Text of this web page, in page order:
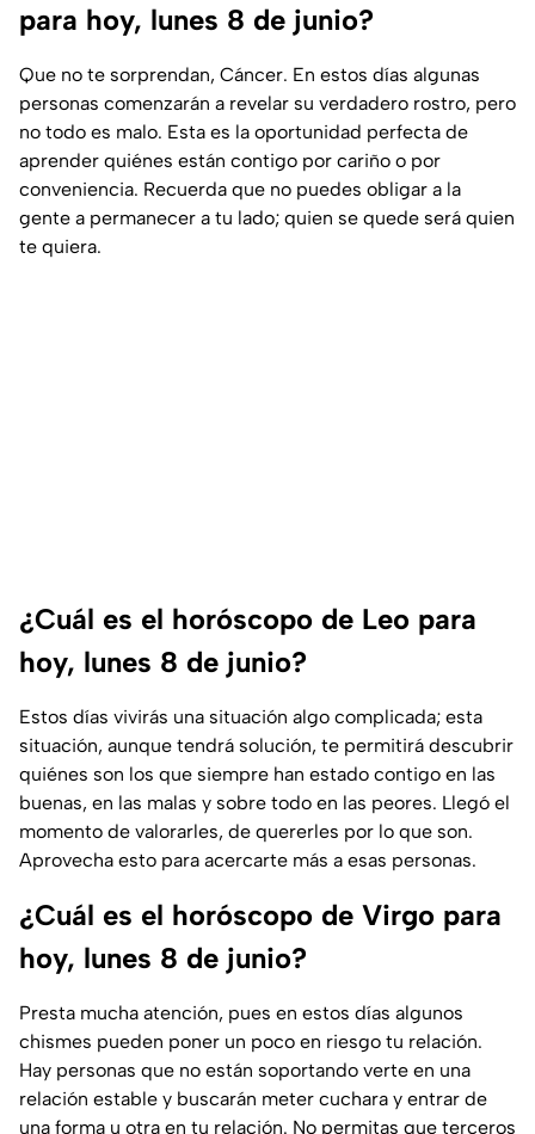
para hoy, lunes 8 de junio?
Que no te sorprendan, Cáncer. En estos días algunas
personas comenzarán a revelar su verdadero rostro, pero
no todo es malo. Esta es la oportunidad perfecta de
aprender quiénes están contigo por cariño o por
conveniencia. Recuerda que no puedes obligar a la
gente a permanecer a tu lado; quien se quede será quien
te quiera.
¿Cuál es el horóscopo de Leo para
hoy, lunes 8 de junio?
Estos días vivirás una situación algo complicada; esta
situación, aunque tendrá solución, te permitirá descubrir
quiénes son los que siempre han estado contigo en las
buenas, en las malas y sobre todo en las peores. Llegó el
momento de valorarles, de quererles por lo que son.
Aprovecha esto para acercarte más a esas personas.
¿Cuál es el horóscopo de Virgo para
hoy, lunes 8 de junio?
Presta mucha atención, pues en estos días algunos
chismes pueden poner un poco en riesgo tu relación.
Hay personas que no están soportando verte en una
relación estable y buscarán meter cuchara y entrar de
una forma u otra en tu relación. No permitas que terceros